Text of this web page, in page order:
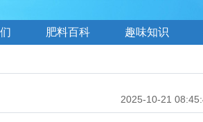
肥料百科 趣味知识
2025-10-21